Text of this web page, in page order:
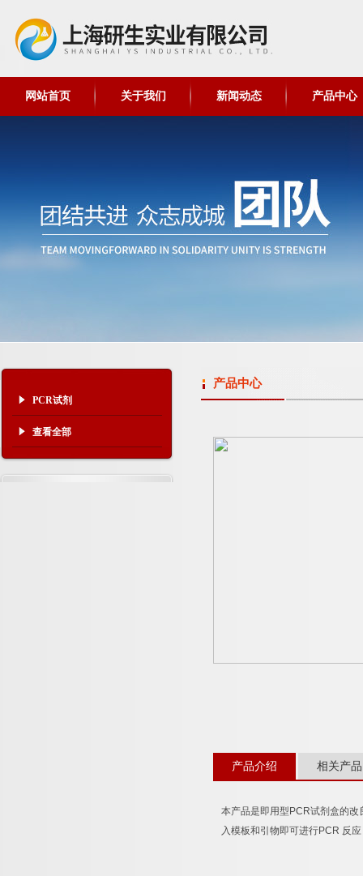
网站首页 关于我们 新闻动态 产品中心
PCR试剂
查看全部
产品中心
产品介绍 相关产品
本产品是即用型 PCR试剂盒的改
入模板和引物即可进行PCR 反